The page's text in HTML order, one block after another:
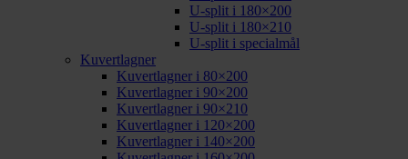
U-split i 180×200
U-split i 180×210
U-split i specialmål
Kuvertlagner
Kuvertlagner i 80×200
Kuvertlagner i 90×200
Kuvertlagner i 90×210
Kuvertlagner i 120×200
Kuvertlagner i 140×200